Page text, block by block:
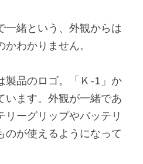
一緒という、外観からは
わかりません。
製品のロゴ。「Ｋ-1」か
ます。外観が一緒であ
リーグリップやバッテリ
のが使えるようになって